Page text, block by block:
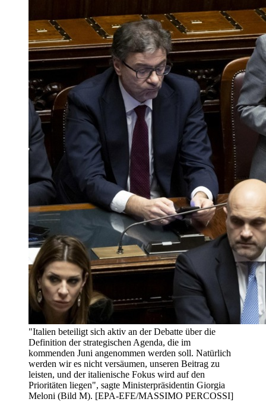
"Italien beteiligt sich aktiv an der Debatte über die
Definition der strategischen Agenda, die im
kommenden Juni angenommen werden soll. Natürlich
werden wir es nicht versäumen, unseren Beitrag zu
leisten, und der italienische Fokus wird auf den
Prioritäten liegen", sagte Ministerpräsidentin Giorgia
Meloni (Bild M). [EPA-EFE/MASSIMO PERCOSSI]